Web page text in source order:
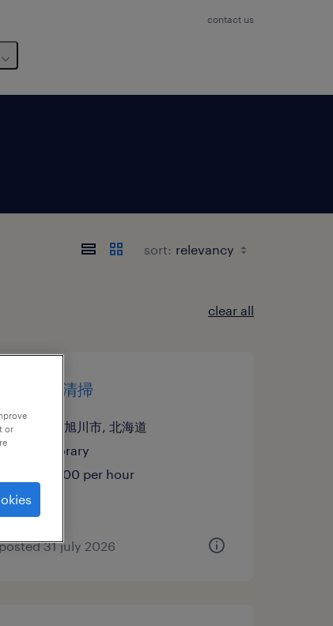
contact us
sort:
clear all
その他の清掃
北海道旭川市, 北海道
temporary
¥1189.00 per hour
31 july 2026
or